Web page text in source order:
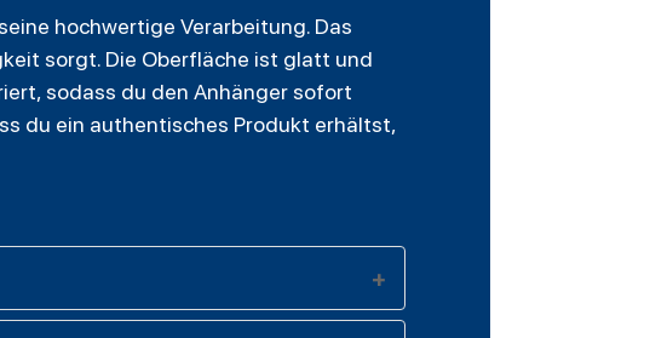
hochwertige Verarbeitung. Das
sorgt. Die Oberfläche ist glatt und
sodass du den Anhänger sofort
du ein authentisches Produkt erhältst,